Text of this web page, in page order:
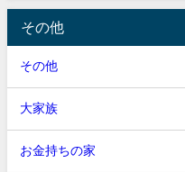
その他
その他
大家族
お金持ちの家